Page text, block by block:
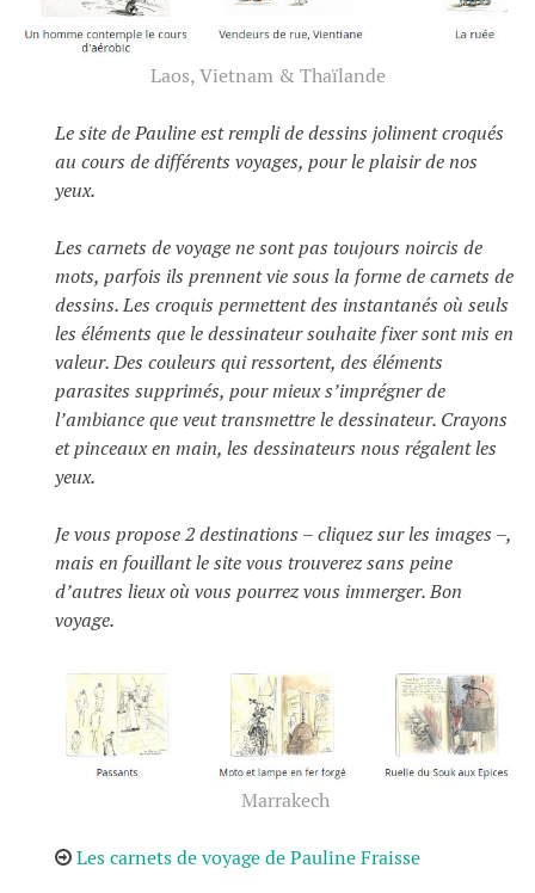
Laos, Vietnam & Thaïlande
Le site de Pauline est rempli de dessins joliment croqués
au cours de différents voyages, pour le plaisir de nos
yeux.
Les carnets de voyage ne sont pas toujours noircis de
mots, parfois ils prennent vie sous la forme de carnets de
dessins. Les croquis permettent des instantanés où seuls
les éléments que le dessinateur souhaite fixer sont mis en
valeur. Des couleurs qui ressortent, des éléments
parasites supprimés, pour mieux s’imprégner de
l’ambiance que veut transmettre le dessinateur. Crayons
et pinceaux en main, les dessinateurs nous régalent les
yeux.
Je vous propose 2 destinations – cliquez sur les images –,
mais en fouillant le site vous trouverez sans peine
d’autres lieux où vous pourrez vous immerger. Bon
voyage.
Marrakech
Les carnets de voyage de Pauline Fraisse